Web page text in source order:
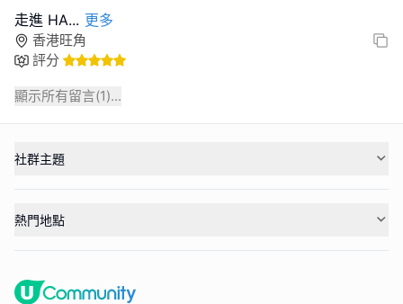
走進 HA... 更多
香港旺角
評分
顯示所有留言(1)...
社群主題
熱門地點